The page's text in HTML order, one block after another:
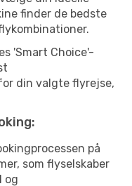
finder de bedste
'Smart Choice'-
din valgte flyrejse,
på
som flyselskaber
og